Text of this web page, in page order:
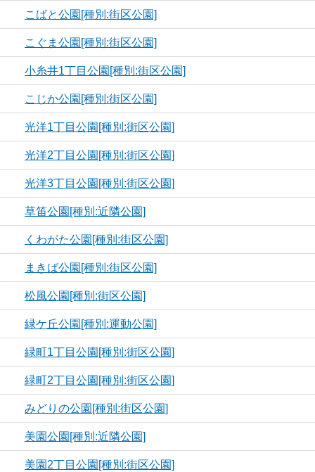
こばと公園[種別:街区公園]
こぐま公園[種別:街区公園]
小糸井1丁目公園[種別:街区公園]
こじか公園[種別:街区公園]
光洋1丁目公園[種別:街区公園]
光洋2丁目公園[種別:街区公園]
光洋3丁目公園[種別:街区公園]
草笛公園[種別:近隣公園]
くわがた公園[種別:街区公園]
まきば公園[種別:街区公園]
松風公園[種別:街区公園]
緑ケ丘公園[種別:運動公園]
緑町1丁目公園[種別:街区公園]
緑町2丁目公園[種別:街区公園]
みどりの公園[種別:街区公園]
美園公園[種別:近隣公園]
美園2丁目公園[種別:街区公園]